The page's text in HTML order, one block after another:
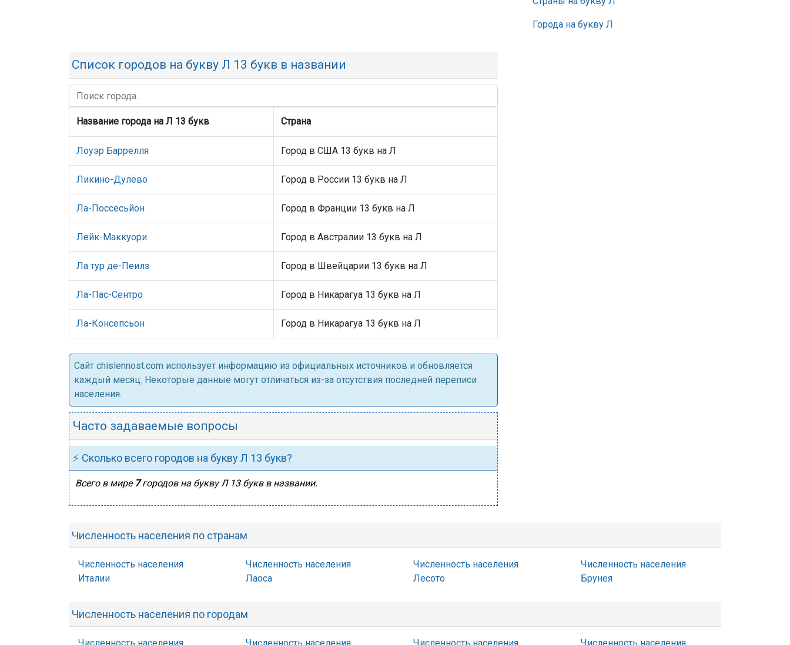
Список городов на букву Л 13 букв в названии
Название города на Л 13 букв Страна
Лоуэр Баррелля Город в США 13 букв на Л
Ликино-Дулёво Город в России 13 букв на Л
Ла-Поссесьйон Город в Франции 13 букв на Л
Лейк-Маккуори Город в Австралии 13 букв на Л
Ла тур де-Пеилз Город в Швейцарии 13 букв на Л
Ла-Пас-Сентро Город в Никарагуа 13 букв на Л
Ла-Консепсьон Город в Никарагуа 13 букв на Л
Cайт chislennost.com использует информацию из официальных источников и обновляется
каждый месяц. Некоторые данные могут отличаться из-за отсутствия последней переписи
населения.
Часто задаваемые вопросы
⚡ Сколько всего городов на букву Л 13 букв?
Всего в мире 7городов на букву Л 13 букв в названии.
Города на букву Л
Численность населения по странам
Численность населения
Италии
Численность населения
Лаоса
Численность населения
Лесото
Численность населения
Брунея
Численность населения по городам